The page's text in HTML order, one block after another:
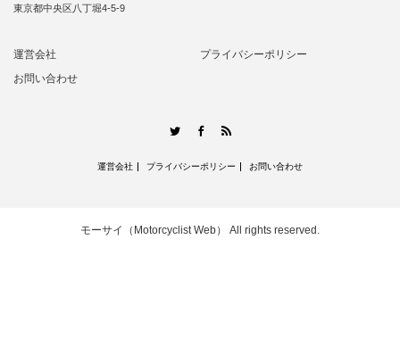
東京都中央区八丁堀4-5-9
運営会社
プライバシーポリシー
お問い合わせ
TwitterFacebook
運営会社 プライバシーポリシー お問い合わせ
モーサイ（Motorcyclist Web） All rights reserved.